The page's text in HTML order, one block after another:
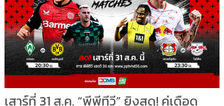
เสาร์ที่ 31 ส.ค. “พีพีทีวี” ยิงสด! คู่เดือด